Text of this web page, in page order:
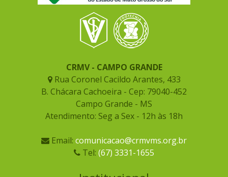
CRMV - CAMPO GRANDE
Rua Coronel Cacildo Arantes, 433
B. Chácara Cachoeira - Cep: 79040-452
Campo Grande - MS
Atendimento: Seg a Sex - 12h às 18h
Email: comunicacao@crmvms.org.br
Tel: (67) 3331-1655